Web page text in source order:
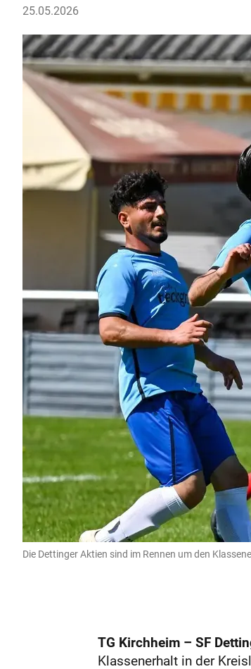
25.05.2026
Die Dettinger Aktien sind im Rennen um den
TG Kirchheim – SF
Klassenerhalt in der